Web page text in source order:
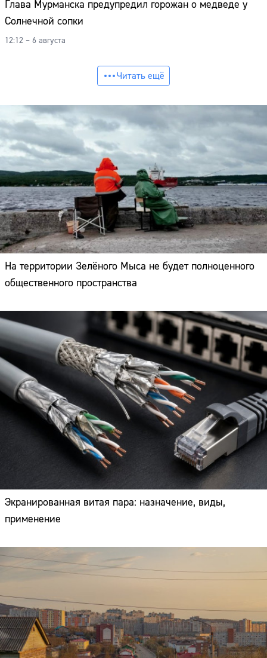
Глава Мурманска предупредил горожан о медведе у
Солнечной сопки
12:12 – 6 августа
Читать ещё
На территории Зелёного Мыса не будет полноценного
общественного пространства
Экранированная витая пара: назначение, виды,
применение